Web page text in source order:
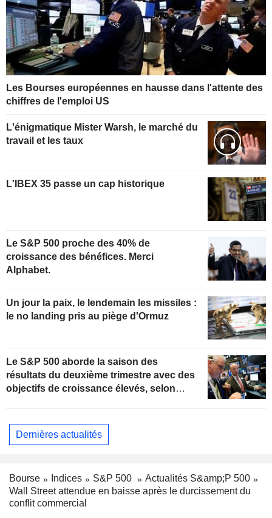
Les Bourses européennes en hausse dans l'attente des
chiffres de l'emploi US
L'énigmatique Mister Warsh, le marché du
travail et les taux
L'IBEX 35 passe un cap historique
Le S&P 500 proche des 40% de
croissance des bénéfices. Merci
Alphabet.
Un jour la paix, le lendemain les missiles :
le no landing pris au piège d'Ormuz
Le S&P 500 aborde la saison des
résultats du deuxième trimestre avec des
objectifs de croissance élevés, selon
Dernières actualités
Bourse Indices S&P 500
Actualités S&amp;P 500
Wall Street attendue en baisse après le durcissement du
conflit commercial